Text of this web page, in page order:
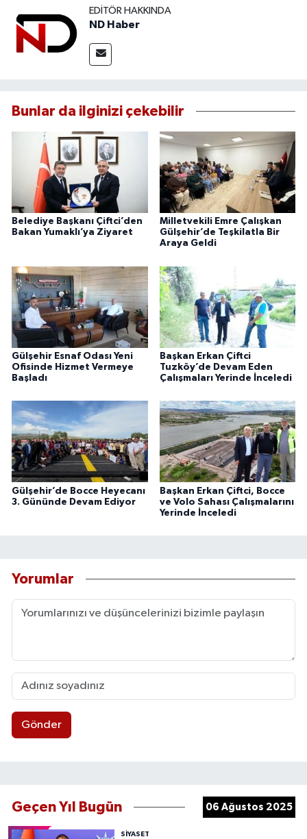
EDITÖR HAKKINDA
ND Haber
Bunlar da ilginizi çekebilir
Belediye Başkanı Çiftci’den
Bakan Yumaklı’ya Ziyaret
Milletvekili Emre Çalışkan
Gülşehir’de Teşkilatla Bir
Araya Geldi
Gülşehir Esnaf Odası Yeni
Ofisinde Hizmet Vermeye
Başladı
Başkan Erkan Çiftci
Tuzköy’de Devam Eden
Çalışmaları Yerinde İnceledi
Gülşehir’de Bocce Heyecanı
3. Gününde Devam Ediyor
Başkan Erkan Çiftci, Bocce
ve Volo Sahası Çalışmalarını
Yerinde İnceledi
Yorumlar
Gönder
Geçen Yıl Bugün 06 Ağustos 2025
SIYASET